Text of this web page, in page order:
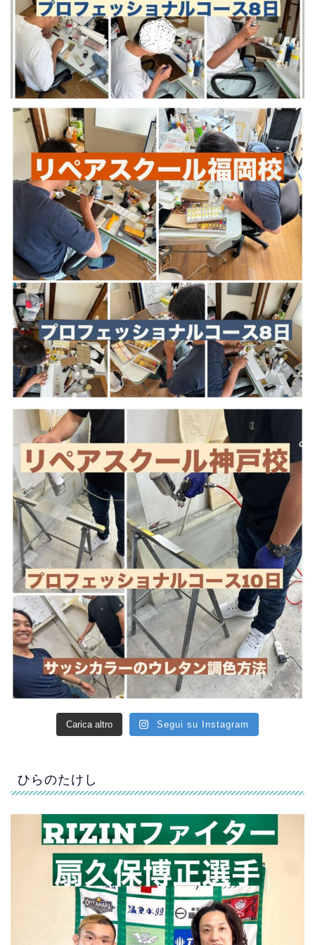
Carica altro Segui su Instagram
ひらのたけし